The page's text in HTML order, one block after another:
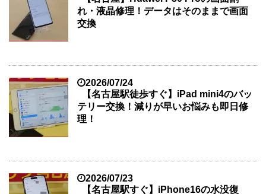
れ・液晶修理！データはそのままで画面
交換
2026/07/24
【名古屋駅徒歩すぐ】iPad mini4のバッ
テリー交換！減りが早いお悩みも即日修
理！
2026/07/23
【名古屋駅すぐ】iPhone16の水没復